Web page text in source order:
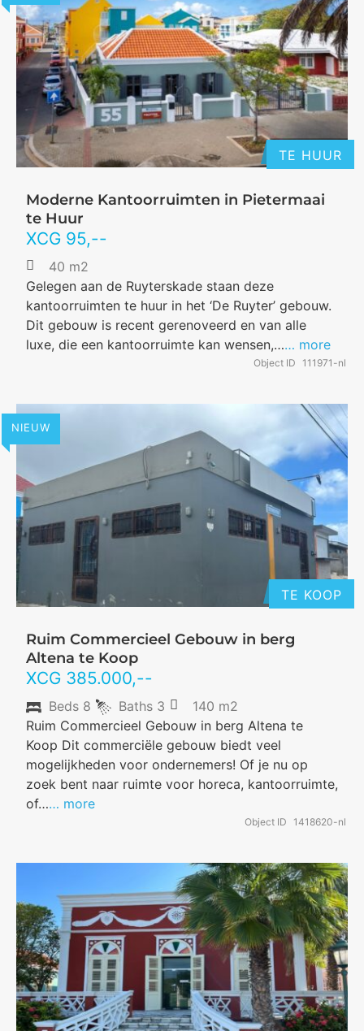
TE HUUR
Moderne Kantoorruimten in Pietermaai
te Huur
XCG 95,--
Object ID 111971-nl
40 m2
Gelegen aan de Ruyterskade staan deze
kantoorruimten te huur in het ‘De Ruyter’ gebouw.
Dit gebouw is recent gerenoveerd en van alle
luxe, die een kantoorruimte kan wensen,…… more
NIEUW
TE KOOP
Ruim Commercieel Gebouw in berg
Altena te Koop
XCG 385.000,--
Object ID 1418620-nl
Beds 8 Baths 3
140 m2
Ruim Commercieel Gebouw in berg Altena te
Koop Dit commerciële gebouw biedt veel
mogelijkheden voor ondernemers! Of je nu op
zoek bent naar ruimte voor horeca, kantoorruimte,
of…… more